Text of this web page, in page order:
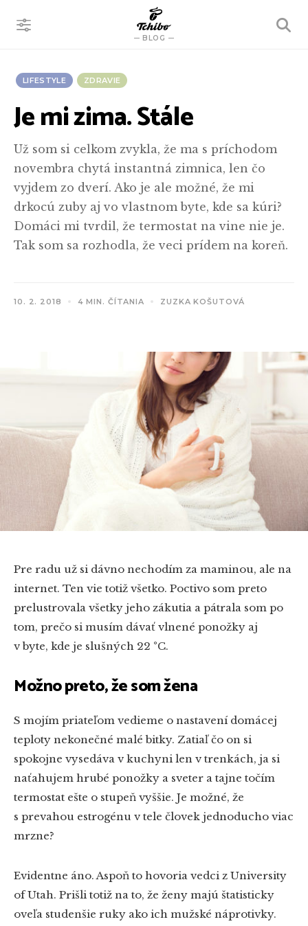
BLOG
VYHĽADÁVANIE
LIFESTYLE ZDRAVIE
Je mi zima. Stále
Už som si celkom zvykla, že ma s príchodom
novembra chytá instantná zimnica, len čo
vyjdem zo dverí. Ako je ale možné, že mi
drkocú zuby aj vo vlastnom byte, kde sa kúri?
Domáci mi tvrdil, že termostat na vine nie je.
Tak som sa rozhodla, že veci prídem na koreň.
10. 2. 2018 4 MIN. ČÍTANIA ZUZKA KOŠUTOVÁ
Pre radu už si dávno nechodím za maminou, ale na
internet. Ten vie totiž všetko. Poctivo som preto
prelustrovala všetky jeho zákutia a pátrala som po
tom, prečo si musím dávať vlnené ponožky aj
v byte, kde je slušných 22 °C.
Možno preto, že som žena
S mojím priateľom vedieme o nastavení domácej
teploty nekonečné malé bitky. Zatiaľ čo on si
spokojne vysedáva v kuchyni len v trenkách, ja si
naťahujem hrubé ponožky a sveter a tajne točím
termostat ešte o stupeň vyššie. Je možné, že
s prevahou estrogénu v tele človek jednoducho viac
mrzne?
Evidentne áno. Aspoň to hovoria vedci z University
of Utah. Prišli totiž na to, že ženy majú štatisticky
oveľa studenšie ruky ako ich mužské náprotivky.